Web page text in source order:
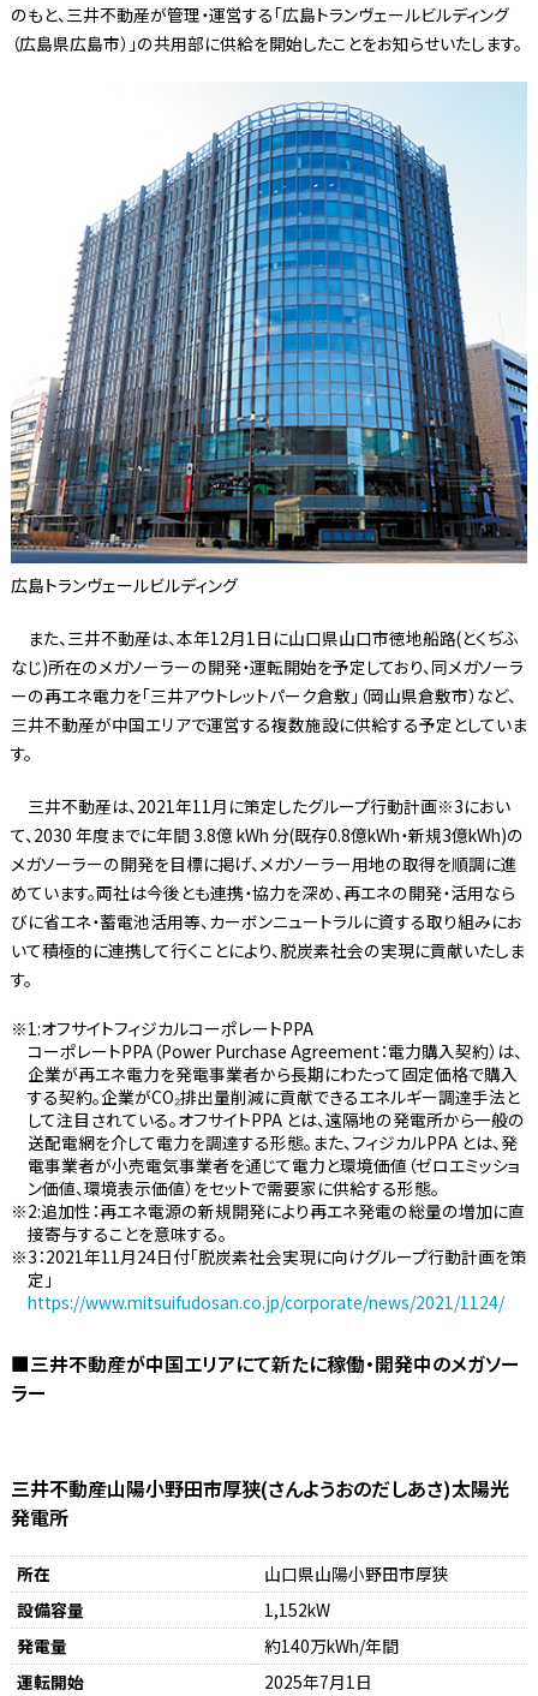
のもと、三井不動産が管理・運営する「広島トランヴェールビルディング
（広島県広島市）」の共用部に供給を開始したことをお知らせいたします。
広島トランヴェールビルディング
また、三井不動産は、本年12月1日に山口県山口市徳地船路(とくぢふ
なじ)所在のメガソーラーの開発・運転開始を予定しており、同メガソーラ
ーの再エネ電力を「三井アウトレットパーク倉敷」（岡山県倉敷市）など、
三井不動産が中国エリアで運営する複数施設に供給する予定としていま
す。
三井不動産は、2021年11月に策定したグループ行動計画※3におい
て、2030 年度までに年間 3.8億 kWh 分(既存0.8億kWh・新規3億kWh)の
メガソーラーの開発を目標に掲げ、メガソーラー用地の取得を順調に進
めています。両社は今後とも連携・協力を深め、再エネの開発・活用なら
びに省エネ・蓄電池活用等、カーボンニュートラルに資する取り組みにお
いて積極的に連携して行くことにより、脱炭素社会の実現に貢献いたしま
す。
1:オフサイトフィジカルコーポレートPPA
コーポレートPPA（Power Purchase Agreement：電力購入契約）は、
企業が再エネ電力を発電事業者から長期にわたって固定価格で購入
する契約。企業がCO₂排出量削減に貢献できるエネルギー調達手法と
して注目されている。オフサイトPPA とは、遠隔地の発電所から一般の
送配電網を介して電力を調達する形態。また、フィジカルPPA とは、発
電事業者が小売電気事業者を通じて電力と環境価値（ゼロエミッショ
ン価値、環境表示価値）をセットで需要家に供給する形態。
2:追加性：再エネ電源の新規開発により再エネ発電の総量の増加に直
接寄与することを意味する。
3：2021年11月24日付「脱炭素社会実現に向けグループ行動計画を策
定」
https://www.mitsuifudosan.co.jp/corporate/news/2021/1124/
■三井不動産が中国エリアにて新たに稼働・開発中のメガソー
ラー
三井不動産山陽小野田市厚狭(さんようおのだしあさ)太陽光
発電所
所在
山口県山陽小野田市厚狭
設備容量
1,152kW
発電量
約140万kWh/年間
運転開始
2025年7月1日